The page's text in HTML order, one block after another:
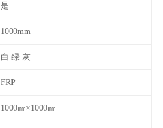
是
1000mm
白 绿 灰
FRP
1000㎜×1000㎜